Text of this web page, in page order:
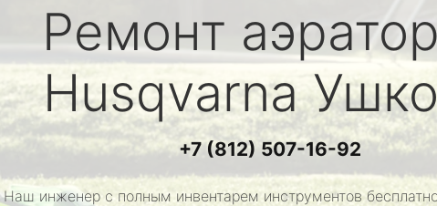
Ремонт
Husqvarna
+7 (812) 507-16-92
Наш инженер с полным инвентарем инструментов